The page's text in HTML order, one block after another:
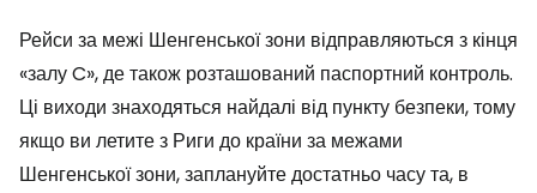
Рейси за межі Шенгенської зони відправляються з кінця
«залу C», де також розташований паспортний контроль.
Ці виходи знаходяться найдалі від пункту безпеки, тому
якщо ви летите з Риги до країни за межами
Шенгенської зони, заплануйте достатньо часу та, в